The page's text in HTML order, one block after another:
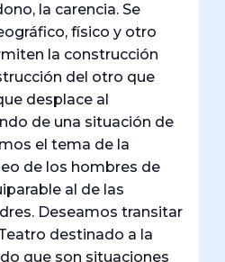
la carencia. Se
físico y otro
la construcción
del otro que
desplace al
de una situación de
el tema de la
de los hombres de
al de las
Deseamos transitar
destinado a la
que son situaciones